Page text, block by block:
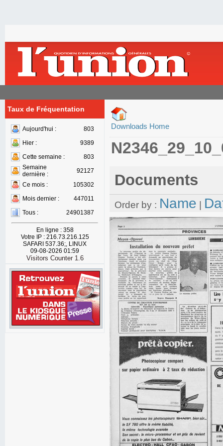
Taux de Fréquentation
Aujourd'hui :
803
Hier :
9389
Cette semaine :
803
Semaine
dernière :
92127
Ce mois :
105302
Mois dernier :
447011
Tous :
24901387
En ligne : 358
Votre IP : 216.73.216.125
SAFARI 537.36;, LINUX
09-08-2026 01:59
Visitors Counter 1.6
Downloads Home
Documents
Order by : Name